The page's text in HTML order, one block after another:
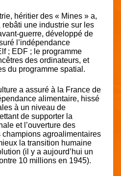
héritier des « Mines » a,
une industrie sur les
guerre, développé de
l’indépendance
; EDF ; le programme
des ordinateurs, et
du programme spatial.
a assuré à la France de
alimentaire, hissé
à un niveau de
de supporter la
et l’ouverture des
agroalimentaires
la transition humaine
(il y a aujourd’hui un
10 millions en 1945).